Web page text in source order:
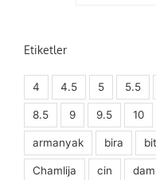
Etiketler
4 4.5 5 5.5
8.5 9 9.5 10
armanyak bira
Chamlija cin